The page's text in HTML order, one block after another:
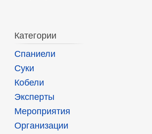
Категории
Спаниели
Суки
Кобели
Эксперты
Мероприятия
Организации